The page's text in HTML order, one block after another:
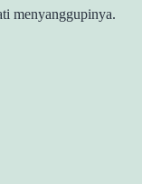
menyanggupinya.